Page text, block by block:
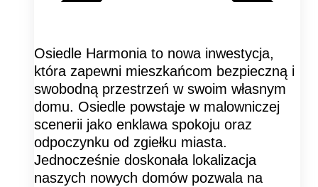
Osiedle Harmonia to nowa inwestycja,
która zapewni mieszkańcom bezpieczną i
swobodną przestrzeń w swoim własnym
domu. Osiedle powstaje w malowniczej
scenerii jako enklawa spokoju oraz
odpoczynku od zgiełku miasta.
Jednocześnie doskonała lokalizacja
naszych nowych domów pozwala na